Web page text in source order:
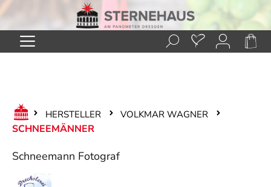
Zum Hauptinhalt springen
HERSTELLER VOLKMAR WAGNER
SCHNEEMÄNNER
Schneemann Fotograf